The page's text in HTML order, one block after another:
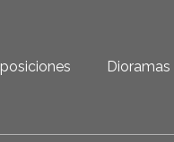
Dioramas